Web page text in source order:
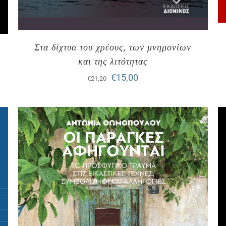
Στα δίχτυα του χρέους, των μνημονίων
και της λιτότητας
€21,20 Original
was:
€21,20.
€15,00
τιμή
είναι:
€15,00.